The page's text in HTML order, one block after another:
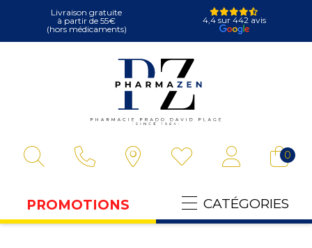
Livraison gratuite
à partir de 55€
(hors médicaments)
4,4 sur 442 avis
0
PROMOTIONS CATÉGORIES